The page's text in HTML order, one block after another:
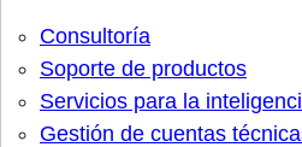
Consultoría
Soporte de productos
Servicios para la
Gestión de cuentas